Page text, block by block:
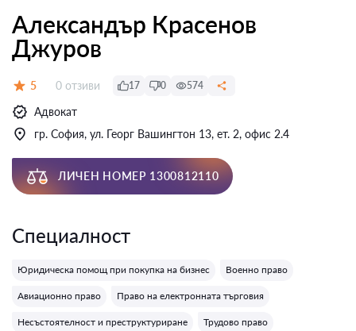
Александър Красенов
Джуров
5 Отзиви:
0 отзиви 17 0 574
Адвокат
гр. София, ул. Георг Вашингтон 13, ет. 2, офис 2.4
ЛИЧЕН НОМЕР 1300812110
Специалност
Юридическа помощ при покупка на бизнес Военно право
Авиационно право Право на електронната търговия
Несъстоятелност и преструктуриране Трудово право